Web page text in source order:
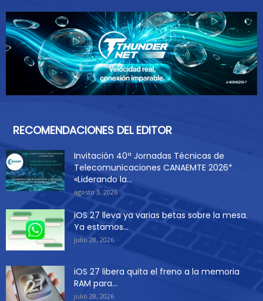
RECOMENDACIONES DEL EDITOR
Invitación 40ª Jornadas Técnicas de
Telecomunicaciones CANAEMTE 2026*
«Liderando la...
agosto 3, 2026
iOS 27 lleva ya varias betas sobre la mesa.
Ya estamos...
julio 28, 2026
iOS 27 libera quita el freno a la memoria
RAM para...
julio 28, 2026